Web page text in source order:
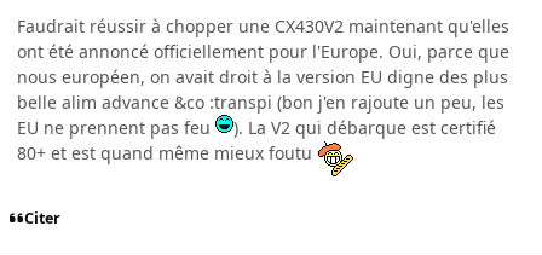
Faudrait réussir à chopper une CX430V2 maintenant qu'elles
ont été annoncé officiellement pour l'Europe. Oui, parce que
nous européen, on avait droit à la version EU digne des plus
belle alim advance &co :transpi (bon j'en rajoute un peu, les
EU ne prennent pas feu
). La V2 qui débarque est certifié
80+ et est quand même mieux foutu
Citer